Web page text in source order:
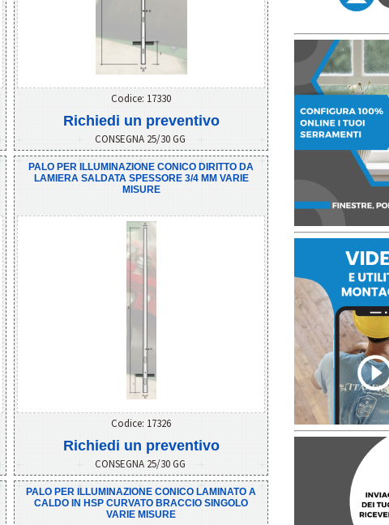
Codice: 17330
Richiedi un preventivo
CONSEGNA 25/30 GG
PALO PER ILLUMINAZIONE CONICO DIRITTO DA
LAMIERA SALDATA SPESSORE 3/4 MM VARIE
MISURE
Codice: 17326
Richiedi un preventivo
CONSEGNA 25/30 GG
PALO PER ILLUMINAZIONE CONICO LAMINATO A
CALDO IN HSP CURVATO BRACCIO SINGOLO
VARIE MISURE